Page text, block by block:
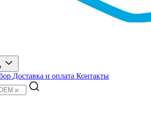
Доставка и оплата Контакты